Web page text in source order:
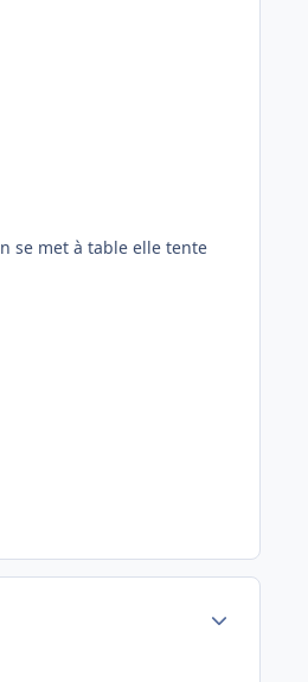
se met à table elle tente